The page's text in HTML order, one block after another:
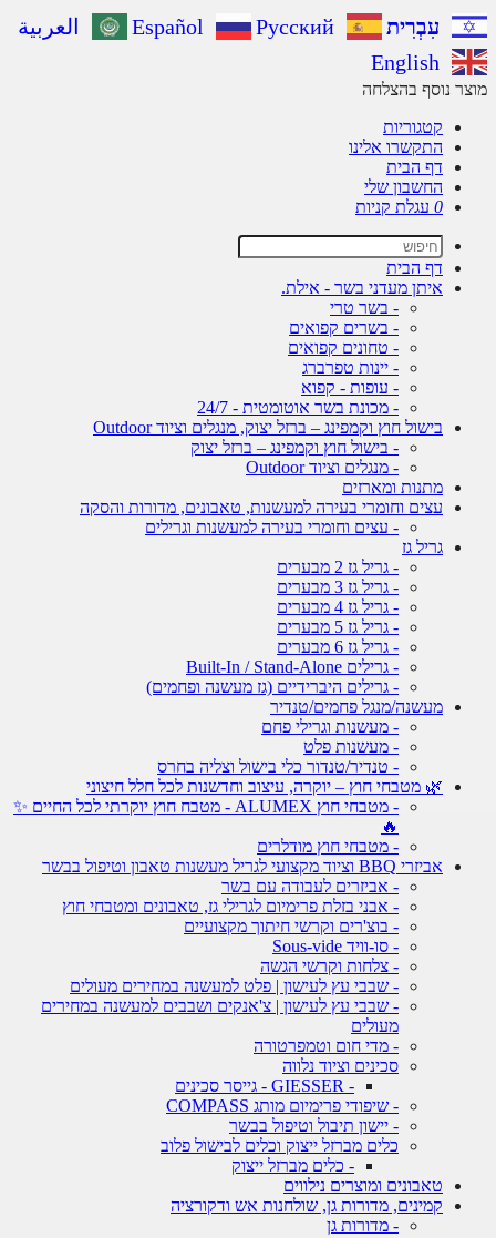
עִבְרִית Español Русский
العربية
English
נוסף בהצלחה
קטגוריות
התקשרו אלינו
דף הבית
החשבון שלי
עגלת קניות
דף הבית
איתן מעדני בשר - אילת.
- בשר טרי
- בשרים קפואים
- טחונים קפואים
- יינות טפרברג
- עופות - קפוא
- מכונת בשר אוטומטית - 24/7
בישול חוץ וקמפינג – ברזל יצוק, מנגלים וציוד Outdoor
- בישול חוץ וקמפינג – ברזל יצוק
- מנגלים וציוד Outdoor
מתנות ומארזים
עצים וחומרי בעירה למעשנות, טאבונים, מדורות והסקה
- עצים וחומרי בעירה למעשנות וגרילים
גריל גז
- גריל גז 2 מבערים
- גריל גז 3 מבערים
- גריל גז 4 מבערים
- גריל גז 5 מבערים
- גריל גז 6 מבערים
- גרילים Built-In / Stand-Alone
- גרילים היברידיים (גז מעשנה ופחמים)
מעשנה/מנגל פחמים/טנדיר
- מעשנות וגרילי פחם
- מעשנות פלט
- טנדיר/טנדור כלי בישול וצליה בחרס
🌿 מטבחי חוץ – יוקרה, עיצוב וחדשנות לכל חלל חיצוני
- מטבחי חוץ ALUMEX - מטבח חוץ יוקרתי לכל החיים ✨
- מטבחי חוץ מודלרים
אביזרי BBQ וציוד מקצועי לגריל מעשנות טאבון וטיפול בבשר
- אביזרים לעבודה עם בשר
- אבני בזלת פרימיום לגרילי גז, טאבונים ומטבחי חוץ
- בוצ'רים וקרשי חיתוך מקצועיים
- סו-וויד Sous-vide
- צלחות וקרשי הגשה
- שבבי עץ לעישון | פלט למעשנה במחירים מעולים
- שבבי עץ לעישון | צ'אנקים ושבבים למעשנה במחירים
מעולים
- מדי חום וטמפרטורה
סכינים וציוד נלווה
- שיפודי פרימיום מותג COMPASS
- יישון תיבול וטיפול בבשר
כלים מברזל ייצוק וכלים לבישול פלוב
- כלים מברזל ייצוק
טאבונים ומוצרים נילווים
קמינים, מדורות גן, שולחנות אש ודקורציה
- מדורות גן